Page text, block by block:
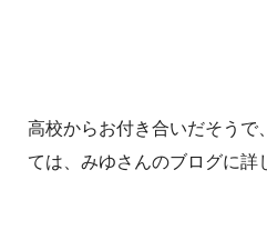
高校からお付き合いだそうで
ては、みゆさんのブログに詳